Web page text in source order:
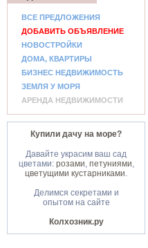
ВСЕ ПРЕДЛОЖЕНИЯ
ДОБАВИТЬ ОБЪЯВЛЕНИЕ
НОВОСТРОЙКИ
ДОМА, КВАРТИРЫ
БИЗНЕС НЕДВИЖИМОСТЬ
ЗЕМЛЯ У МОРЯ
АРЕНДА НЕДВИЖИМОСТИ
Купили дачу на море?
Давайте украсим ваш сад
цветами: розами, петуниями,
цветущими кустарниками.
Делимся секретами и
опытом на сайте
Колхозник.ру